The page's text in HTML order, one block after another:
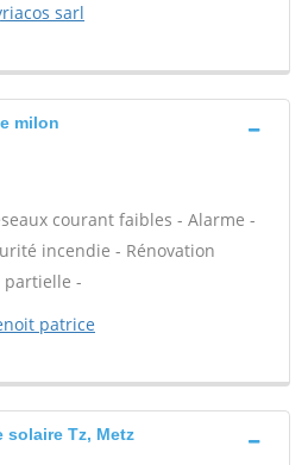
sarl
milon
courant faibles - Alarme -
incendie - Rénovation
partielle -
patrice
solaire Tz, Metz